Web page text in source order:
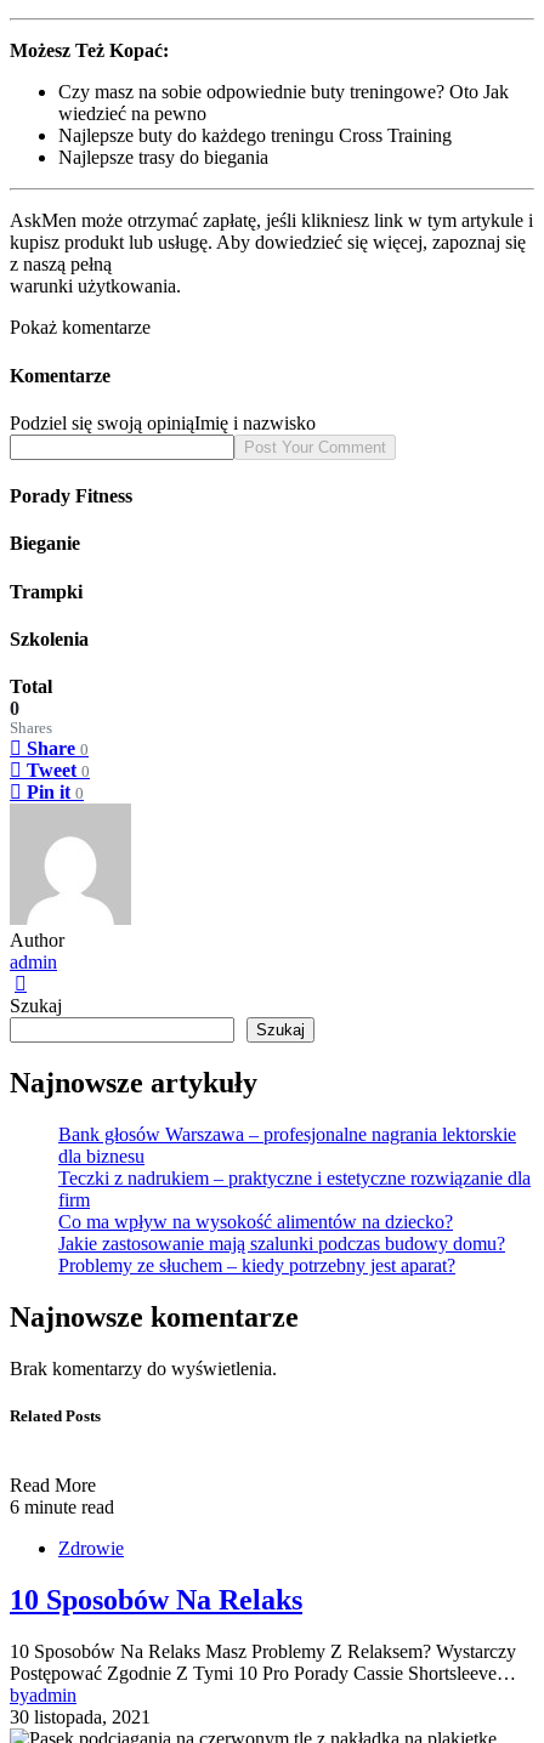
Możesz Też Kopać:
Czy masz na sobie odpowiednie buty treningowe? Oto Jak
wiedzieć na pewno
Najlepsze buty do każdego treningu Cross Training
Najlepsze trasy do biegania
AskMen może otrzymać zapłatę, jeśli klikniesz link w tym artykule i
kupisz produkt lub usługę. Aby dowiedzieć się więcej, zapoznaj się
z naszą pełną
warunki użytkowania.
Pokaż komentarze
Komentarze
Podziel się swoją opiniąImię i nazwisko
Porady Fitness
Bieganie
Trampki
Szkolenia
Total
0
Shares
Share 0
Tweet 0
Pin it 0
Author
admin
Szukaj
Szukaj
Najnowsze artykuły
Bank głosów Warszawa – profesjonalne nagrania lektorskie
dla biznesu
Teczki z nadrukiem – praktyczne i estetyczne rozwiązanie dla
firm
Co ma wpływ na wysokość alimentów na dziecko?
Jakie zastosowanie mają szalunki podczas budowy domu?
Problemy ze słuchem – kiedy potrzebny jest aparat?
Najnowsze komentarze
Brak komentarzy do wyświetlenia.
Related Posts
Read More
6 minute read
Zdrowie
10 Sposobów Na Relaks
10 Sposobów Na Relaks Masz Problemy Z Relaksem? Wystarczy
Postępować Zgodnie Z Tymi 10 Pro Porady Cassie Shortsleeve…
byadmin
30 listopada, 2021